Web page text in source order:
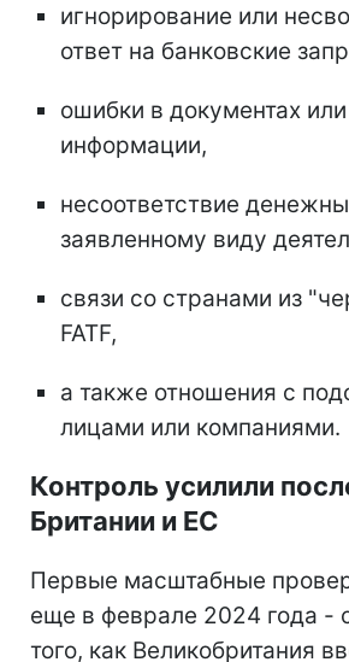
игнорирование или
ответ на банковские
ошибки в документах
информации,
несоответствие
заявленному виду
связи со странами из
FATF,
а также отношения с
лицами или компаниями.
Контроль усилили
Британии и ЕС
Первые масштабные
еще в феврале 2024 года -
того, как Великобритания